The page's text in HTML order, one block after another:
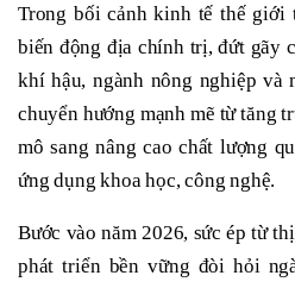
Trong bối cảnh kinh tế thế giới
biến động địa chính trị, đứt gãy
khí hậu, ngành nông nghiệp và
chuyển hướng mạnh mẽ từ tăng
mô sang nâng cao chất lượng
ứng dụng khoa học, công nghệ.
Bước vào năm 2026, sức ép từ
phát triển bền vững đòi hỏi